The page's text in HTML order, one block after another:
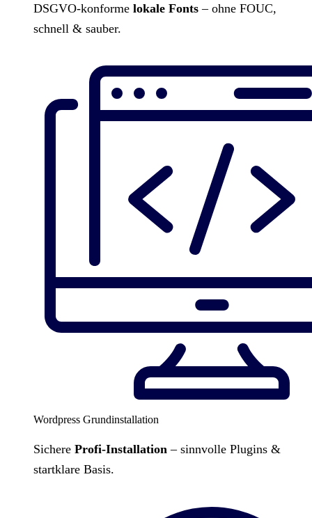
DSGVO-konforme lokale Fonts – ohne FOUC,
schnell & sauber.
Wordpress Grundinstallation
Sichere Profi-Installation – sinnvolle Plugins &
startklare Basis.